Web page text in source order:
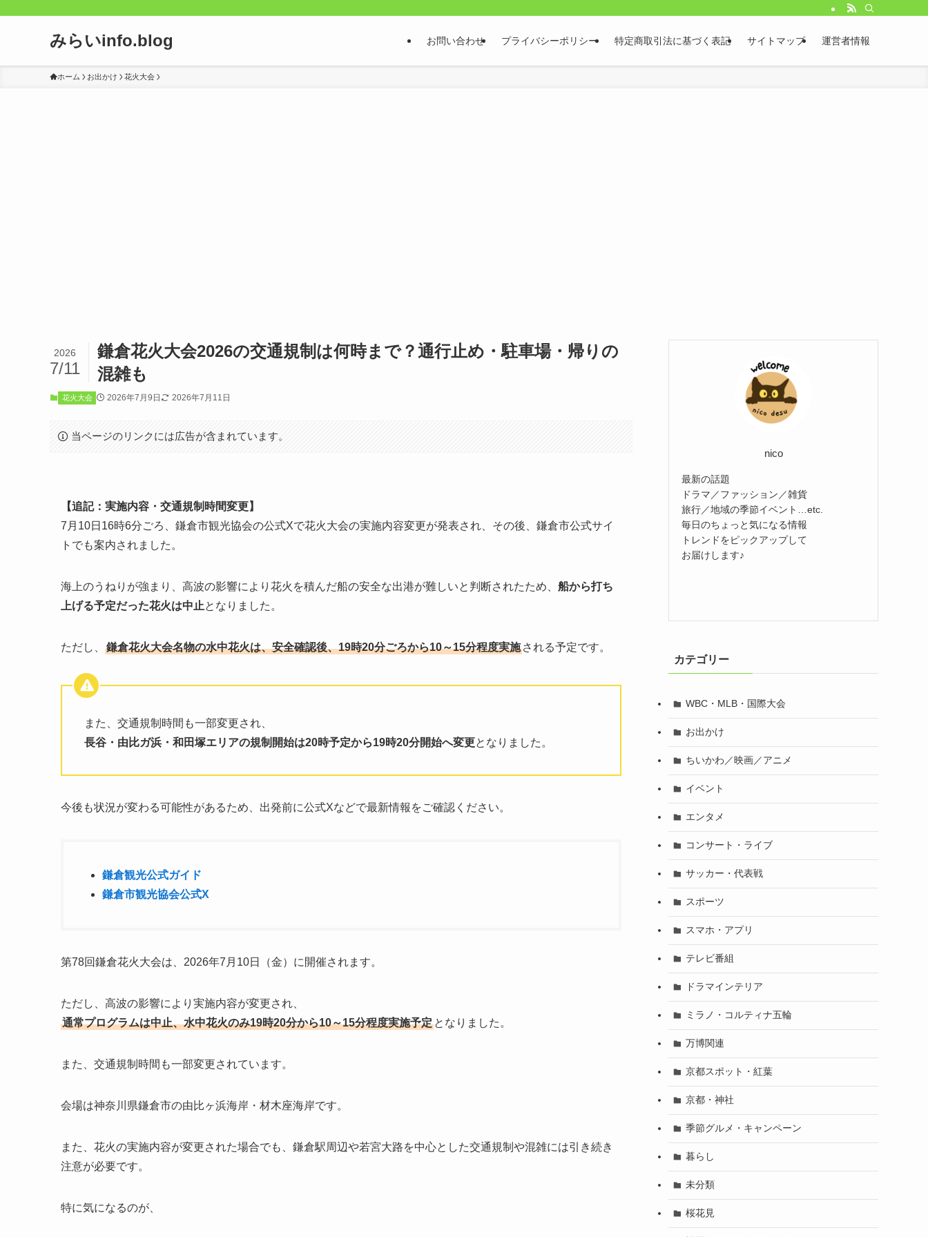
みらいinfo.blog お問い合わせ プライバシーポリシー 特定商取引法に基づく表記 サイトマップ 運営者情報
ホーム お出かけ 花火大会
鎌倉花火大会2026の交通規制は何時まで？通行止め・駐車場・帰りの
混雑も
2026
7/11
花火大会 2026年7月9日 2026年7月11日
当ページのリンクには広告が含まれています。
【追記：実施内容・交通規制時間変更】
7月10日16時6分ごろ、鎌倉市観光協会の公式Xで花火大会の実施内容変更が発表され、その後、鎌倉市公式サイ
トでも案内されました。
海上のうねりが強まり、高波の影響により花火を積んだ船の安全な出港が難しいと判断されたため、 船から打ち
上げる予定だった花火は中止となりました。
ただし、 鎌倉花火大会名物の水中花火は、安全確認後、19時20分ごろから10～15分程度実施 される予定です。
また、交通規制時間も一部変更され、
長谷・由比ガ浜・和田塚エリアの規制開始は20時予定から19時20分開始へ変更となりました。
今後も状況が変わる可能性があるため、出発前に公式Xなどで最新情報をご確認ください。
鎌倉観光公式ガイド
鎌倉市観光協会公式X
第78回鎌倉花火大会は、2026年7月10日（金）に開催されます。
ただし、高波の影響により実施内容が変更され、
通常プログラムは中止、水中花火のみ19時20分から10～15分程度実施予定 となりました。
また、交通規制時間も一部変更されています。
会場は神奈川県鎌倉市の由比ヶ浜海岸・材木座海岸です。
また、花火の実施内容が変更された場合でも、鎌倉駅周辺や若宮大路を中心とした交通規制や混雑には引き続き
注意が必要です。
特に気になるのが、
nico
最新の話題
ドラマ／ファッション／雑貨
旅行／地域の季節イベント…etc.
毎日のちょっと気になる情報
トレンドをピックアップして
お届けします♪
カテゴリー
WBC・MLB・国際大会
お出かけ
ちいかわ／映画／アニメ
イベント
エンタメ
コンサート・ライブ
サッカー・代表戦
スポーツ
スマホ・アプリ
テレビ番組
ドラマインテリア
ミラノ・コルティナ五輪
万博関連
京都スポット・紅葉
京都・神社
季節グルメ・キャンペーン
暮らし
未分類
桜花見